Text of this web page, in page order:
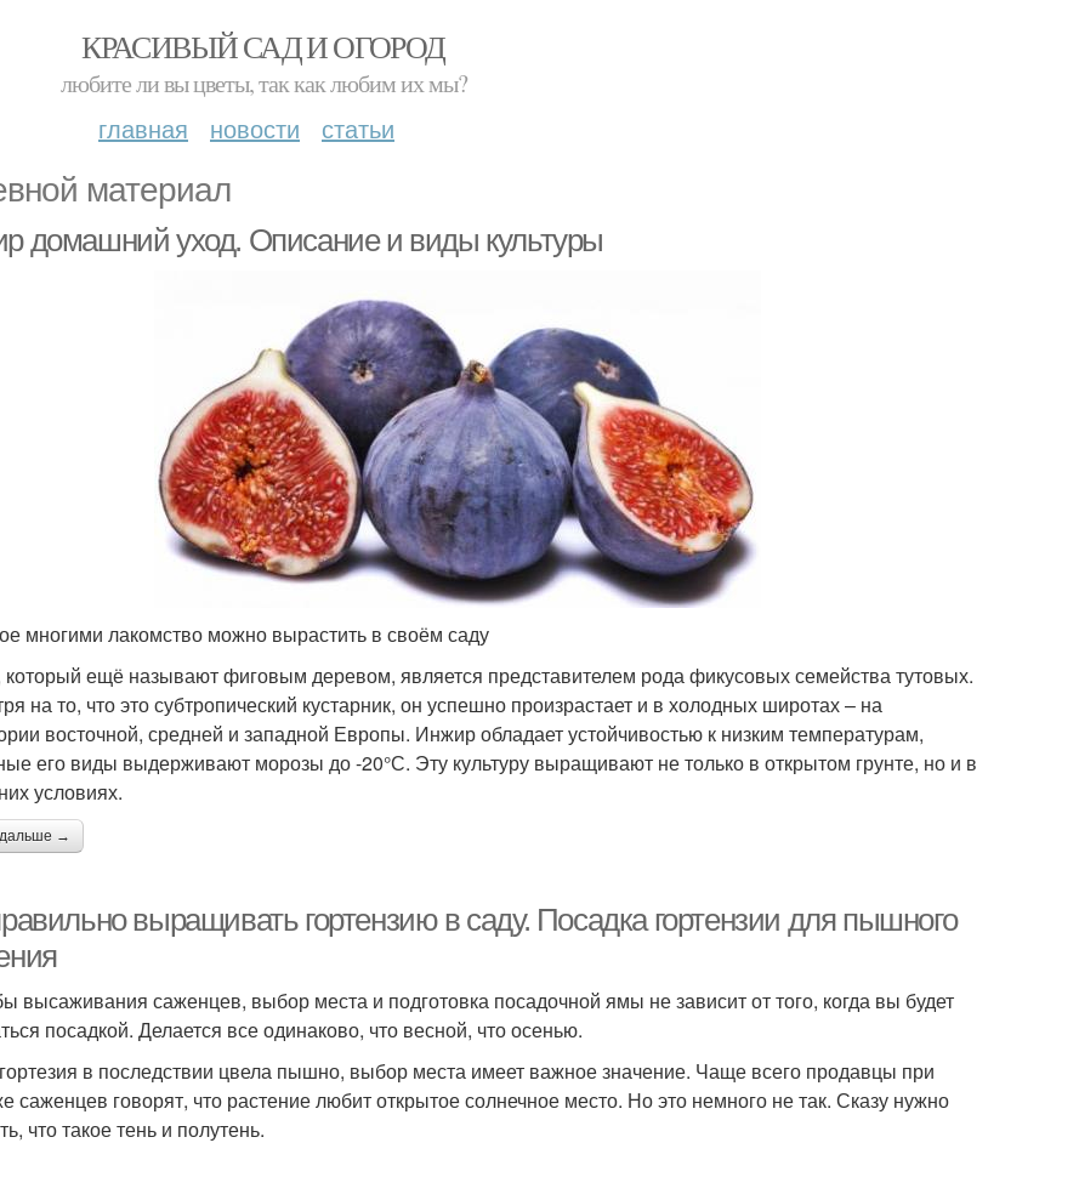
КРАСИВЫЙ САД И ОГОРОД
любите ли вы цветы, так как любим их мы?
главная новости статьи
материал
домашний уход. Описание и виды культуры
многими лакомство можно вырастить в своём саду
ещё называют фиговым деревом, является представителем рода фикусовых семейства тутовых.
на то, что это субтропический кустарник, он успешно произрастает и в холодных широтах – на
восточной, средней и западной Европы. Инжир обладает устойчивостью к низким температурам,
его виды выдерживают морозы до -20°С. Эту культуру выращивают не только в открытом грунте, но и в
условиях.
дальше →
выращивать гортензию в саду. Посадка гортензии для пышного
высаживания саженцев, выбор места и подготовка посадочной ямы не зависит от того, когда вы будет
посадкой. Делается все одинаково, что весной, что осенью.
в последствии цвела пышно, выбор места имеет важное значение. Чаще всего продавцы при
саженцев говорят, что растение любит открытое солнечное место. Но это немного не так. Сказу нужно
что такое тень и полутень.